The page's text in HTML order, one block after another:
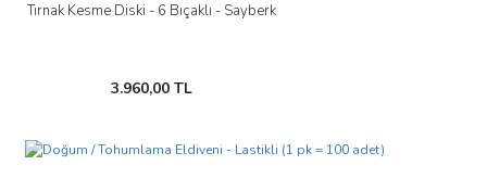
Tırnak Kesme Diski - 6 Bıçaklı - Sayberk
3.960,00 TL